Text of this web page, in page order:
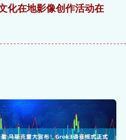
化在地影像创作活动在